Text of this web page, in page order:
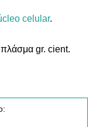
celular.
πλάσμα gr. cient.